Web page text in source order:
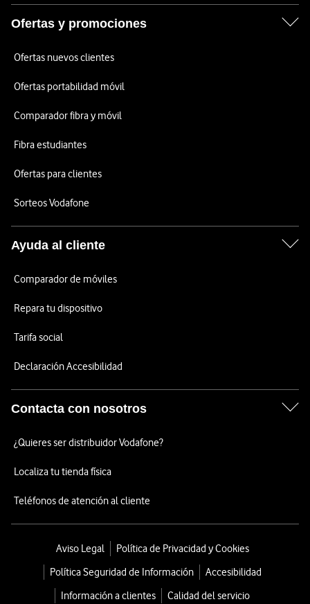
Ofertas y promociones
Ofertas nuevos clientes
Ofertas portabilidad móvil
Comparador fibra y móvil
Fibra estudiantes
Ofertas para clientes
Sorteos Vodafone
Ayuda al cliente
Comparador de móviles
Repara tu dispositivo
Tarifa social
Declaración Accesibilidad
Contacta con nosotros
¿Quieres ser distribuidor Vodafone?
Localiza tu tienda física
Teléfonos de atención al cliente
Aviso Legal
Política de Privacidad y Cookies
Política Seguridad de Información
Accesibilidad
Información a clientes
Calidad del servicio